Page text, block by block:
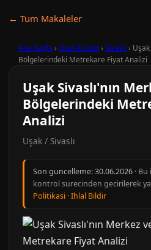
← Tum Makaleler
Ana Sayfa › Uşak Escort› Sivaslı ›
Bölgelerindeki Metrekare Fiyat Analizi
Uşak Sivaslı'nın
Bölgelerindeki
Analizi
Uşak / Sivaslı
Son guncelleme:30.06.2026 ·
kontrol surecinden gecirilerek
Politikasi ·Ihlal Bildir